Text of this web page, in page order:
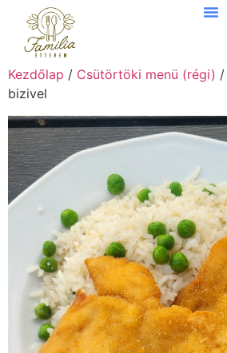
Kezdőlap / Csütörtöki menü (régi)
bizivel